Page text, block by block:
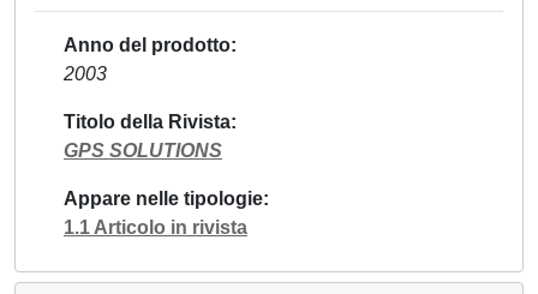
Anno del prodotto
2003
Titolo della Rivista
GPS SOLUTIONS
Appare nelle tipologie
1.1 Articolo in rivista